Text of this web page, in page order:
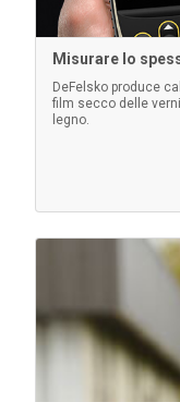
Clip da cintura
Clip da cintura
Misurare lo
DeFelsko produce
film secco delle
legno.